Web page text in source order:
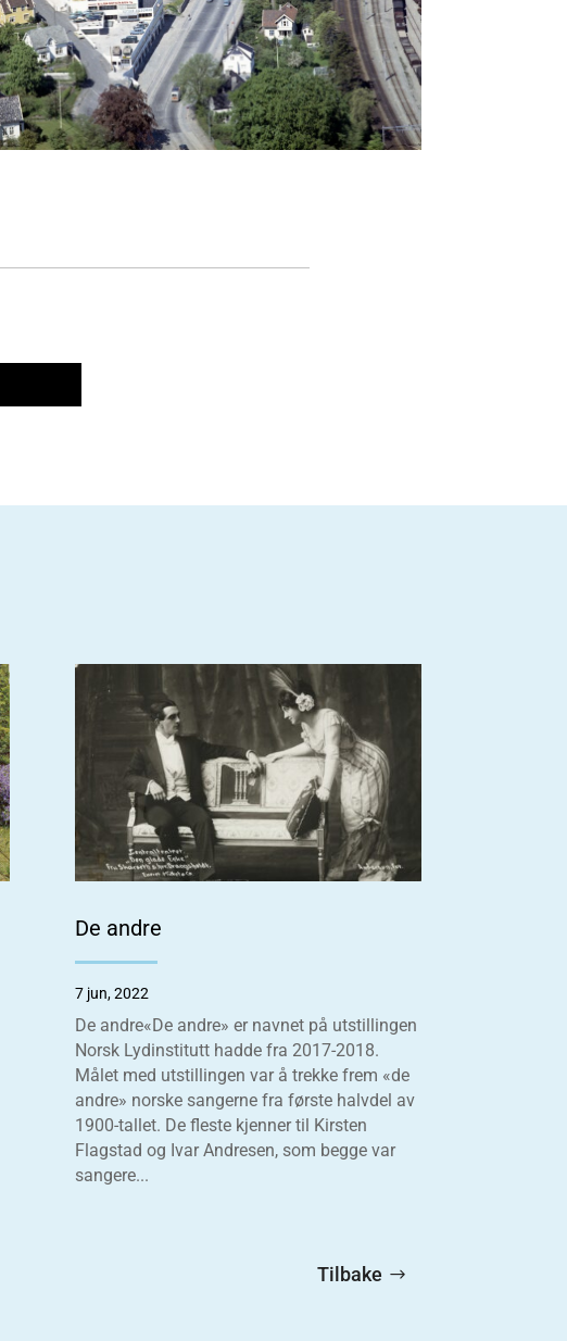
De andre
7 jun, 2022
De andre«De andre» er navnet på utstillingen
Norsk Lydinstitutt hadde fra 2017-2018.
Målet med utstillingen var å trekke frem «de
andre» norske sangerne fra første halvdel av
1900-tallet. De fleste kjenner til Kirsten
Flagstad og Ivar Andresen, som begge var
sangere...
Tilbake